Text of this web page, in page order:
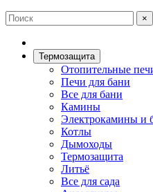
×
Термозащита
Отопительные
Печи для бани
Все для бани
Камины
Электрокамины и
Котлы
Дымоходы
Термозащита
Литьё
Все для сада